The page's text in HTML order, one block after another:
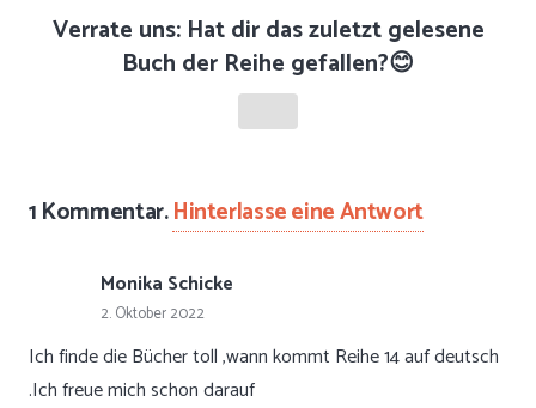
Verrate uns: Hat dir das zuletzt gelesene
Buch der Reihe gefallen?😊
1Kommentar.Hinterlasse eine Antwort
Monika Schicke
2. Oktober 2022
Ich finde die Bücher toll ,wann kommt Reihe 14 auf deutsch
.Ich freue mich schon darauf